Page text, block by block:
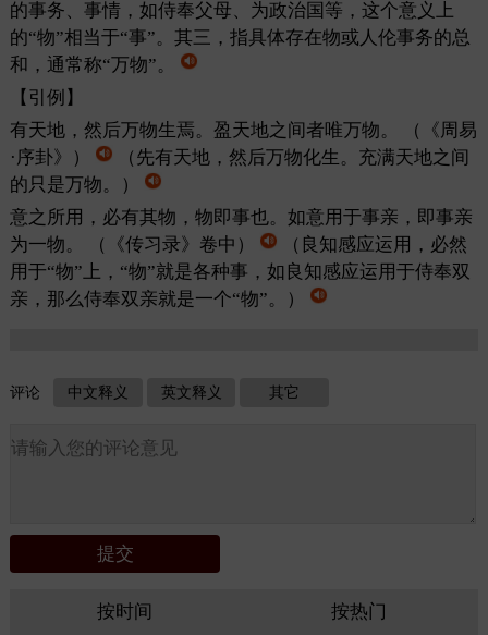
的事务、事情，如侍奉父母、为政治国等，这个意义上
的“物”相当于“事”。其三，指具体存在物或人伦事务的总
和，通常称“万物”。
【引例】
有天地，然后万物生焉。盈天地之间者唯万物。
（《周易
·序卦》）
（先有天地，然后万物化生。充满天地之间
的只是万物。）
意之所用，必有其物，物即事也。如意用于事亲，即事亲
为一物。
（《传习录》卷中）
（良知感应运用，必然
用于“物”上，“物”就是各种事，如良知感应运用于侍奉双
亲，那么侍奉双亲就是一个“物”。）
评论 中文释义 英文释义 其它
按时间 按热门